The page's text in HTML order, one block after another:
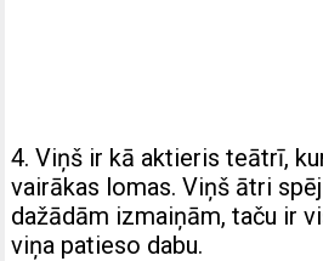
4. Viņš ir kā aktieris teātrī,
vairākas lomas. Viņš ātri
dažādām izmaiņām, taču ir
viņa patieso dabu.